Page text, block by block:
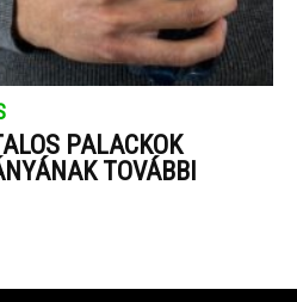
PALACKOK
TOVÁBBI